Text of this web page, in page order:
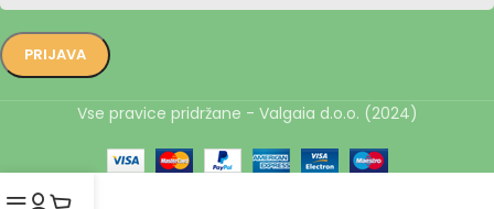
Vse pravice pridržane - Valgaia d.o.o. (2024)